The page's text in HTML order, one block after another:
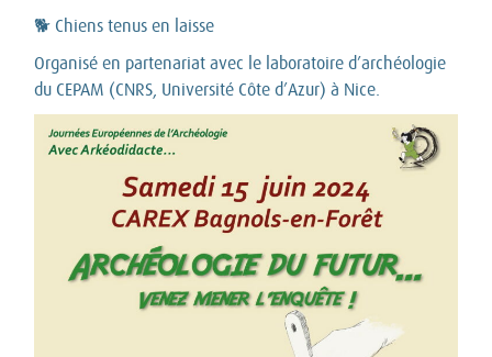
🐕 Chiens tenus en laisse
Organisé en partenariat avec le laboratoire d’archéologie
du CEPAM (CNRS, Université Côte d’Azur) à Nice.